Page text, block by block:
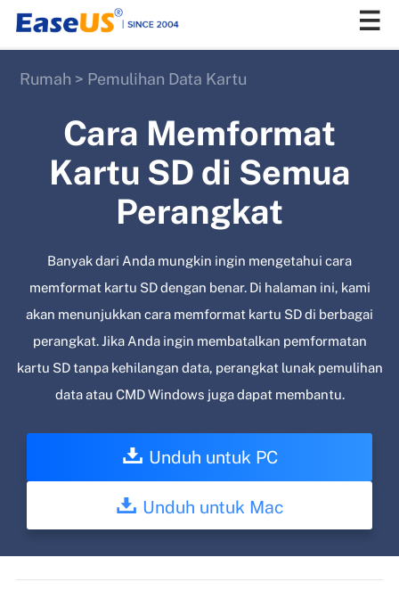
Rumah > Pemulihan Data Kartu
Cara Memformat
Kartu SD di Semua
Perangkat
Banyak dari Anda mungkin ingin mengetahui cara
memformat kartu SD dengan benar. Di halaman ini, kami
akan menunjukkan cara memformat kartu SD di berbagai
perangkat. Jika Anda ingin membatalkan pemformatan
kartu SD tanpa kehilangan data, perangkat lunak pemulihan
data atau CMD Windows juga dapat membantu.
Unduh untuk PC
Unduh untuk Mac